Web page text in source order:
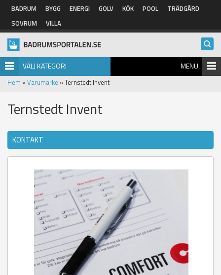
Hoppa till huvudinnehåll
BADRUM BYGG ENERGI GOLV KÖK POOL
TRÄDGÅRD
SOVRUM
VILLA
VÄLJ KATEGORI MENU
Hem »Varumärke » Ternstedt Invent
Ternstedt Invent
KONTAKT